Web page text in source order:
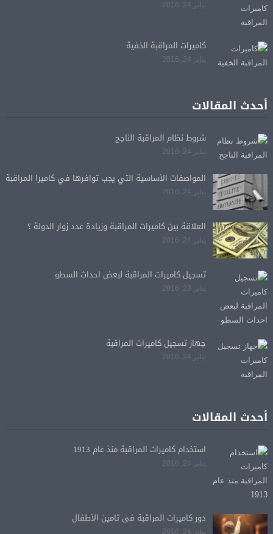
يناير 24, 2016
كاميرات المراقبة الخفية
يناير 24, 2016
أحدث المقالات
شروط نظام المراقبة الناجح
يناير 24, 2016
المواصفات الأساسية التي يجب توافرها في كاميرا المراقبة
يناير 24, 2016
العلاقة بين كاميرات المراقبة وزيادة عدد زوار الدولة ؟
يناير 24, 2016
تسجيل كاميرات المراقبة لبعض احداث السطو
يناير 23, 2016
جهاز تسجيل كاميرات المراقبة
يناير 24, 2016
أحدث المقالات
استخدام كاميرات المراقبة منذ عام 1913
يناير 24, 2016
دور كاميرات المراقبة فى تأمين الأطفال
يناير 24, 2016